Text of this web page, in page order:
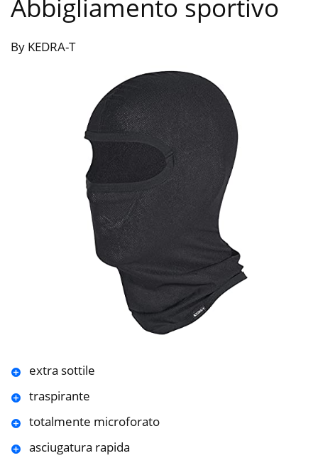
Abbigliamento sportivo
By KEDRA-T
extra sottile
traspirante
totalmente microforato
asciugatura rapida